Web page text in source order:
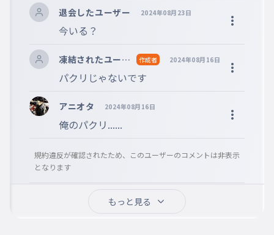
退会したユーザー 2024年08月23日
今いる？
凍結されたユーザ
作成者 2024年08月16日
パクリじゃないです
アニオタ 2024年08月16日
規約違反が確認されたため、このユーザーのコメントは非表示
となります
🛩セックス好き🛩 𝑻𝑬𝑻
𝑬所属 好
フォローありがとうございます！
もっと見る